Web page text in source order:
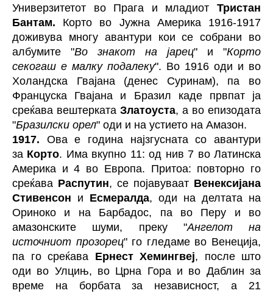
Универзитетот во Прага и младиот Тристан
Бантам. Корто во Јужна Америка 1916-1917
доживува многу авантури кои се собрани во
албумите "Во знакот на јарец" и "Корто
секогаш е малку подалеку". Во 1916 оди и во
Холандска Гвајана (денес Суринам), па во
Француска Гвајана и Бразил каде првпат ја
среќава вештерката Златоуста, а во епизодата
"Бразилски орел" оди и на устието на Амазон.
1917. Ова е година најзгусната со авантури
за Корто. Има вкупно 11: од нив 7 во Латинска
Америка и 4 во Европа. Притоа: повторно го
среќава Распутин, се појавуваат Венексијана
Стивенсон и Есмералда, оди на делтата на
Ориноко и на Барбадос, па во Перу и во
амазонските шуми, преку "Ангелот на
источниот прозорец" го гледаме во Венеција,
па го среќава Ернест Хемингвеј, после што
оди во Улцињ, во Црна Гора и во Даблин за
време на борбата за независност, а 21